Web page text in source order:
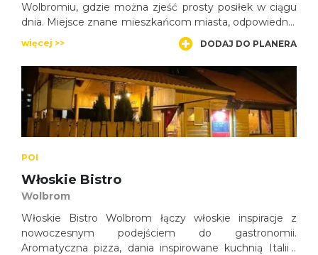
Wolbromiu, gdzie można zjeść prosty posiłek w ciągu
dnia. Miejsce znane mieszkańcom miasta, odpowiednie
dla osób szukających szybkiego obiadu podczas pobytu
w okolicy.
więcej >> DODAJ DO PLANERA
POI
Włoskie Bistro
Wolbrom
Włoskie Bistro Wolbrom łączy włoskie inspiracje z
nowoczesnym podejściem do gastronomii.
Aromatyczna pizza, dania inspirowane kuchnią Italii i